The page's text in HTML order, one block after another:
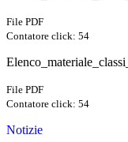
File PDF
Contatore click: 54
File PDF
Contatore click: 54
Notizie